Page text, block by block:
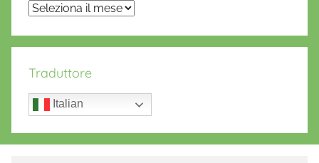
Archivi
Traduttore
Italian